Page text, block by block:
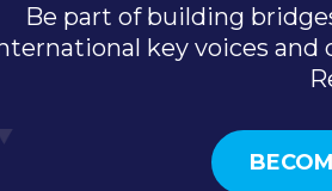
Be part of building
key voices and